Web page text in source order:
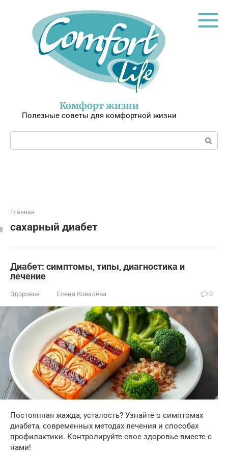
Комфорт жизни
Полезные советы для комфортной жизни
Поиск:
Главная
сахарный диабет
Диабет: симптомы, типы, диагностика и
лечение
Здоровье Елена Ковалёва 0
Постоянная жажда, усталость? Узнайте о симптомах
диабета, современных методах лечения и способах
профилактики. Контролируйте свое здоровье вместе с
нами!